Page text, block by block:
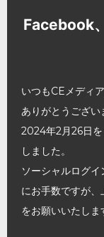
Facebook
いつもCEメディ
ありがとうござい
2024年2月26日を
しました。
ソーシャルログ
にお手数ですが
をお願いいたしま